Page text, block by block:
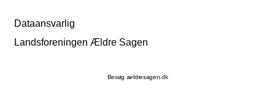
Dataansvarlig
Landsforeningen Ældre Sagen
Besøg aeldresagen.dk